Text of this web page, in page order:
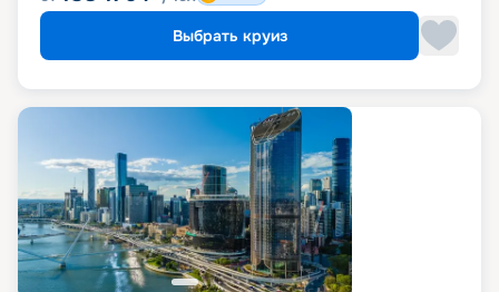
Выбрать круиз